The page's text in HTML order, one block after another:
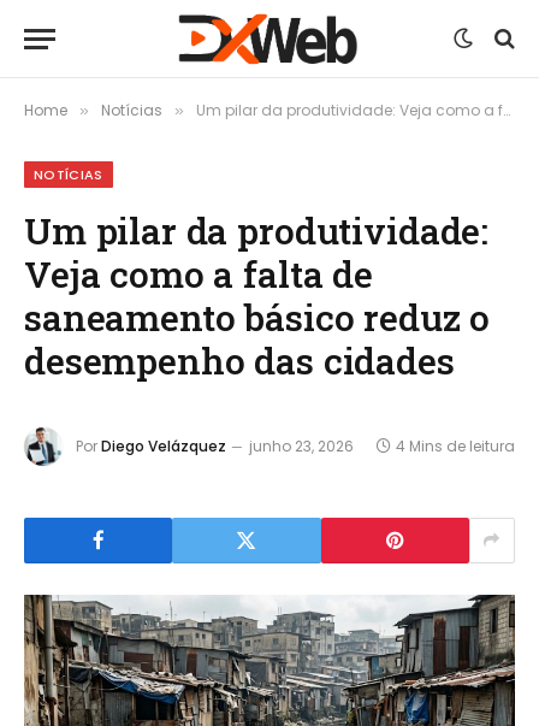
Home » Notícias » Um pilar da produtividade: Veja como a falta de saneamento básico reduz o desempenho das cidades
NOTÍCIAS
Um pilar da produtividade:
Veja como a falta de
saneamento básico reduz o
desempenho das cidades
PorDiego Velázquez junho 23, 2026 4 Mins de leitura